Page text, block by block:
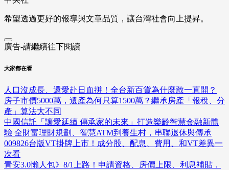
希望透過更好的報導與文章品質，讓台灣社會向上提昇。
廣告-請繼續往下閱讀
大家都在看
人口沒成長、還愛赴日血拼！全台新百貨為什麼敢一直開？
房子市價5000萬，遺產為何只算1500萬？繼承房產「報稅、分
產」算法大不同
中國信託「讓愛延續 傳承家的未來」打造樂齡智慧金融新體
驗 全財富理財規劃、智慧ATM到養生村，串聯退休與傳承
009826台版VT掛牌上市！成分股、配息、費用、和VT差異一
次看
青安3.0懶人包》8/1上路！申請資格、房價上限、利息補貼，